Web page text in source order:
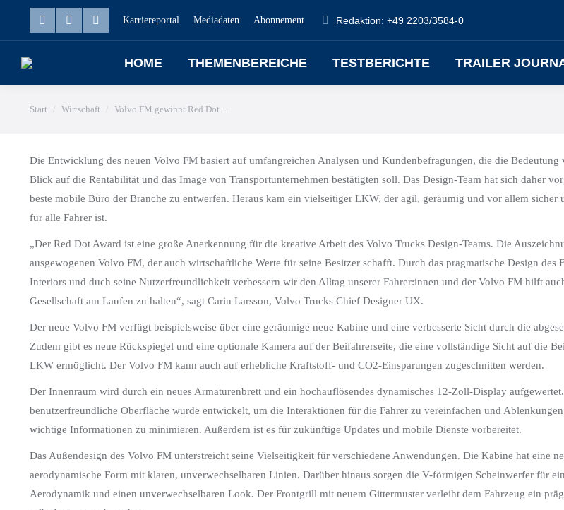
Karriereportal Mediadaten Abonnement Redaktion: +49 2203/3584-0
HOME THEMENBEREICHE TESTBERICHTE TRAILER
Sie befinden sich hier:
Start Wirtschaft Volvo FM gewinnt Red Dot…
Die Entwicklung des neuen Volvo FM basiert auf umfangreichen Analysen und Kundenbefragungen, die die Bedeutung
Blick auf die Rentabilität und das Image von Transportunternehmen bestätigten soll. Das Design-Team hat sich daher
beste mobile Büro der Branche zu entwerfen. Heraus kam ein vielseitiger LKW, der agil, geräumig und vor allem sicher
für alle Fahrer ist.
„Der Red Dot Award ist eine große Anerkennung für die kreative Arbeit des Volvo Trucks Design-Teams. Die
ausgewogenen Volvo FM, der auch wirtschaftliche Werte für seine Besitzer schafft. Durch das pragmatische Design des
Interiors und duch seine Nutzerfreundlichkeit verbessern wir den Alltag unserer Fahrer:innen und der Volvo FM hilft
Gesellschaft am Laufen zu halten“, sagt Carin Larsson, Volvo Trucks Chief Designer UX.
Der neue Volvo FM verfügt beispielsweise über eine geräumige neue Kabine und eine verbesserte Sicht durch die
Zudem gibt es neue Rückspiegel und eine optionale Kamera auf der Beifahrerseite, die eine vollständige Sicht auf die
LKW ermöglicht. Der Volvo FM kann auch auf erhebliche Kraftstoff- und CO2-Einsparungen zugeschnitten werden.
Der Innenraum wird durch ein neues Armaturenbrett und ein hochauflösendes dynamisches 12-Zoll-Display
benutzerfreundliche Oberfläche wurde entwickelt, um die Interaktionen für die Fahrer zu vereinfachen und
wichtige Informationen zu minimieren. Außerdem ist es für zukünftige Updates und mobile Dienste vorbereitet.
Das Außendesign des Volvo FM unterstreicht seine Vielseitigkeit für verschiedene Anwendungen. Die Kabine hat eine
aerodynamische Form mit klaren, unverwechselbaren Linien. Darüber hinaus sorgen die V-förmigen Scheinwerfer für
Aerodynamik und einen unverwechselbaren Look. Der Frontgrill mit neuem Gittermuster verleiht dem Fahrzeug ein